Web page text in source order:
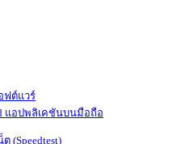
ฟต์แวร์
แอปพลิเคชันบนมือถือ
(Speedtest)